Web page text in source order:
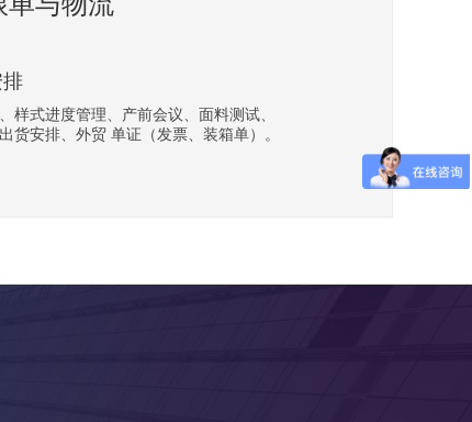
样式进度管理、产前会议、面料测试、
货安排、外贸 单证（发票、装箱单）。